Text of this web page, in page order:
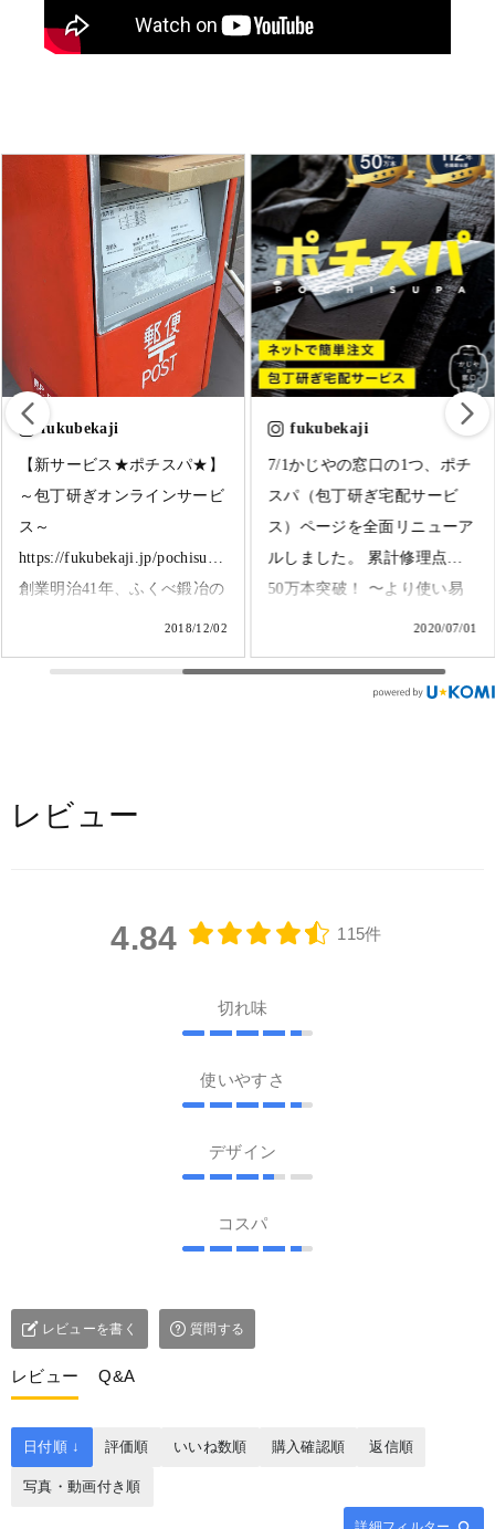
fukubekaji
研ぎ直した包丁でトマトをス
ライスしてみました。
Smooth tomato slicing with
resharpened kitchen knife. #包
丁研ぎ #トマト #スライス #
切れ味抜群 #スパスパ #ふく
#kitchenknife #maintenance
2018/06/17
fukubekaji
【新サービス★ポチスパ★】
～包丁研ぎオンラインサービ
ス～
https://fukubekaji.jp/pochisupa/
創業明治41年、ふくべ鍛冶の
110周年を記念して、新サー
致しました。 「ポチスパ」
るので、②包丁を入れて、③
＞ １．送料無料 ２．修理
し無料 ４．サビ取り無料
５．包丁の歪み調整無料
やサビなどどんな状態の包丁
す。稀に修理ができない状態
2018/12/02
レビュー
4.84 115件
切れ味
使いやすさ
デザイン
コスパ
レビューを書く 質問する
レビュー Q&A
日付順 ↓ 評価順 いいね数順 購入確認順 返信順
写真・動画付き順